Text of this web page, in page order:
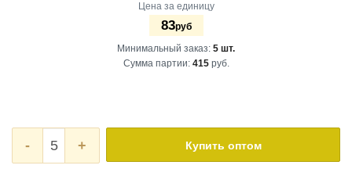
Цена за единицу
83руб
Минимальный заказ: 5 шт.
Сумма партии: 415руб.
- + Купить оптом